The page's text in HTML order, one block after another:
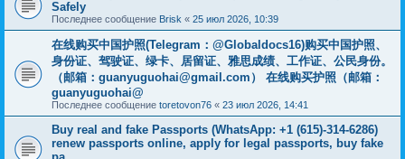
Safely
Последнее сообщение Brisk « 25 июл 2026, 10:39
在线购买中国护照(Telegram：@Globaldocs16)购买中国护照、
身份证、驾驶证、绿卡、居留证、雅思成绩、工作证、公民身份。
（邮箱： guanyuguohai@gmail.com ） 在线购买护照（邮箱：
guanyuguohai@
Последнее сообщение toretovon76 « 23 июл 2026, 14:41
Buy real and fake Passports (WhatsApp: +1 (615)-314-6286)
renew passports online, apply for legal passports, buy fake